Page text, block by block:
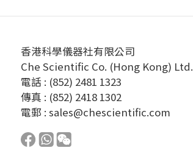
香港科學儀器社有限公司
Che Scientific Co. (Hong Kong) Ltd.
電話 : (852) 2481 1323
傳真 : (852) 2418 1302
電郵 : sales@chescientific.com